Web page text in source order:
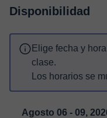
Disponibilidad
Elige fecha y
clase.
Los horarios se
Agosto 06 - 09,